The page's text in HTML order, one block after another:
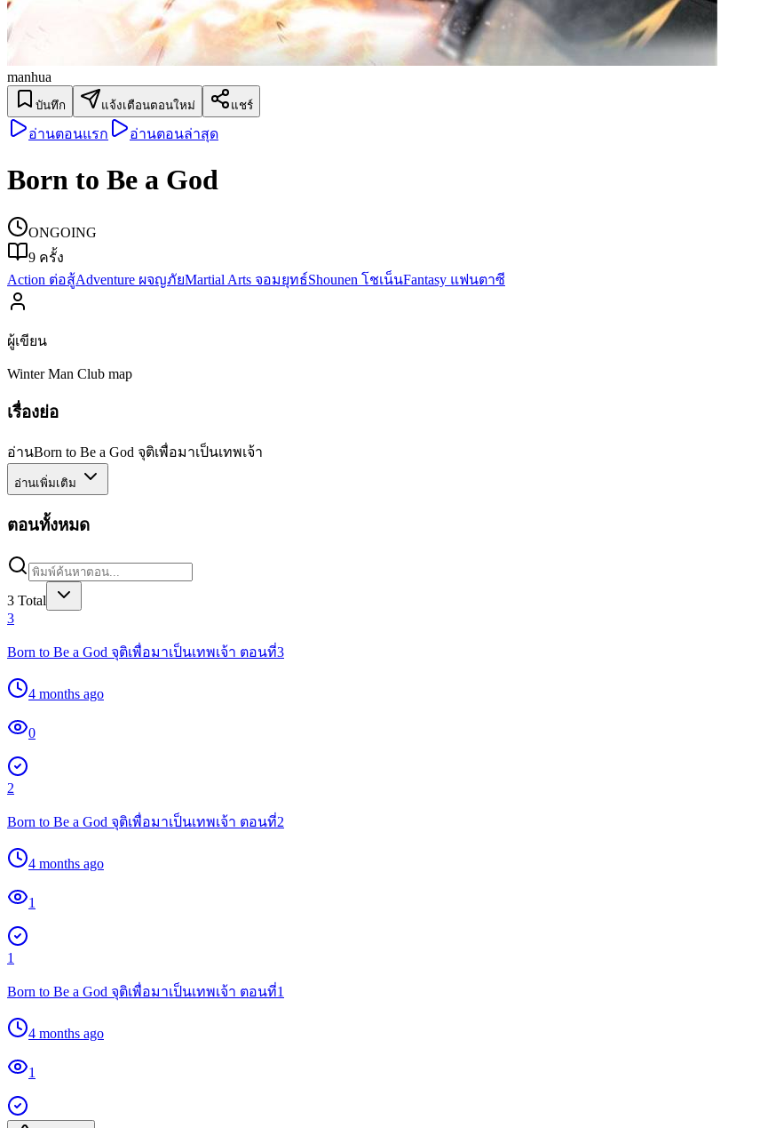
manhua
บันทึก แจ้งเตือนตอนใหม่ แชร์
อ่านตอนแรก อ่านตอนล่าสุด
Born to Be a God
ONGOING
9 ครั้ง
Action ต่อสู้Adventure ผจญภัยMartial Arts จอมยุทธ์Shounen โชเน็นFantasy แฟนตาซี
ผู้เขียน
Winter Man Club map
เรื่องย่อ
อ่านBorn to Be a God จุติเพื่อมาเป็นเทพเจ้า
อ่านเพิ่มเติม
ตอนทั้งหมด
3 Total
3
Born to Be a God จุติเพื่อมาเป็นเทพเจ้า ตอนที่3
4 months ago
0
2
Born to Be a God จุติเพื่อมาเป็นเทพเจ้า ตอนที่2
4 months ago
1
1
Born to Be a God จุติเพื่อมาเป็นเทพเจ้า ตอนที่1
4 months ago
1